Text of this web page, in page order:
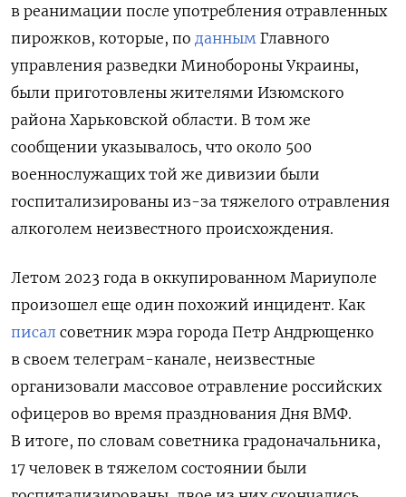
в реанимации после употребления отравленных
пирожков, которые, по данным Главного
управления разведки Минобороны Украины,
были приготовлены жителями Изюмского
района Харьковской области. В том же
сообщении указывалось, что около 500
военнослужащих той же дивизии были
госпитализированы из-за тяжелого отравления
алкоголем неизвестного происхождения.
Летом 2023 года в оккупированном Мариуполе
произошел еще один похожий инцидент. Как
писал советник мэра города Петр Андрющенко
в своем телеграм-канале, неизвестные
организовали массовое отравление российских
офицеров во время празднования Дня ВМФ.
В итоге, по словам советника градоначальника,
17 человек в тяжелом состоянии были